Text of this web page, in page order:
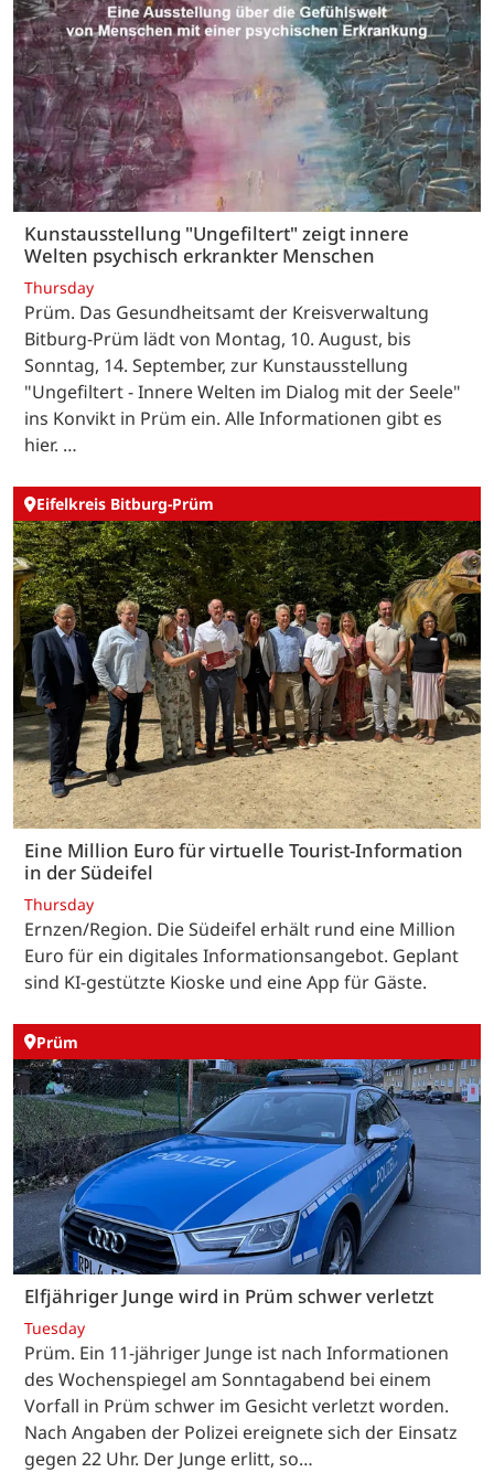
Kunstausstellung "Ungefiltert" zeigt innere
Welten psychisch erkrankter Menschen
Thursday
Prüm. Das Gesundheitsamt der Kreisverwaltung
Bitburg-Prüm lädt von Montag, 10. August, bis
Sonntag, 14. September, zur Kunstausstellung
"Ungefiltert - Innere Welten im Dialog mit der Seele"
ins Konvikt in Prüm ein. Alle Informationen gibt es
hier. …
Eifelkreis Bitburg-Prüm
Eine Million Euro für virtuelle Tourist-Information
in der Südeifel
Thursday
Ernzen/Region. Die Südeifel erhält rund eine Million
Euro für ein digitales Informationsangebot. Geplant
sind KI-gestützte Kioske und eine App für Gäste.
Prüm
Elfjähriger Junge wird in Prüm schwer verletzt
Tuesday
Prüm. Ein 11-jähriger Junge ist nach Informationen
des Wochenspiegel am Sonntagabend bei einem
Vorfall in Prüm schwer im Gesicht verletzt worden.
Nach Angaben der Polizei ereignete sich der Einsatz
gegen 22 Uhr. Der Junge erlitt, so…